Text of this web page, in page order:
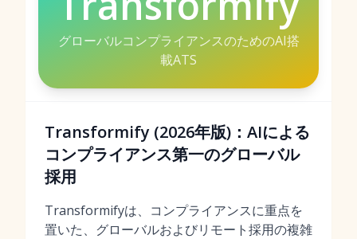
グローバルコンプライアンスのためのAI搭
載ATS
Transformify (2026年版)：AIによる
コンプライアンス第一のグローバル
採用
Transformifyは、コンプライアンスに重点を
置いた、グローバルおよびリモート採用の複雑